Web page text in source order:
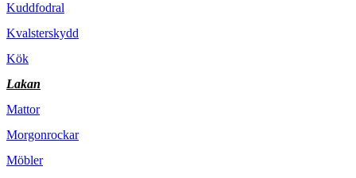
Kuddfodral
Kvalsterskydd
Kök
Lakan
Mattor
Morgonrockar
Möbler